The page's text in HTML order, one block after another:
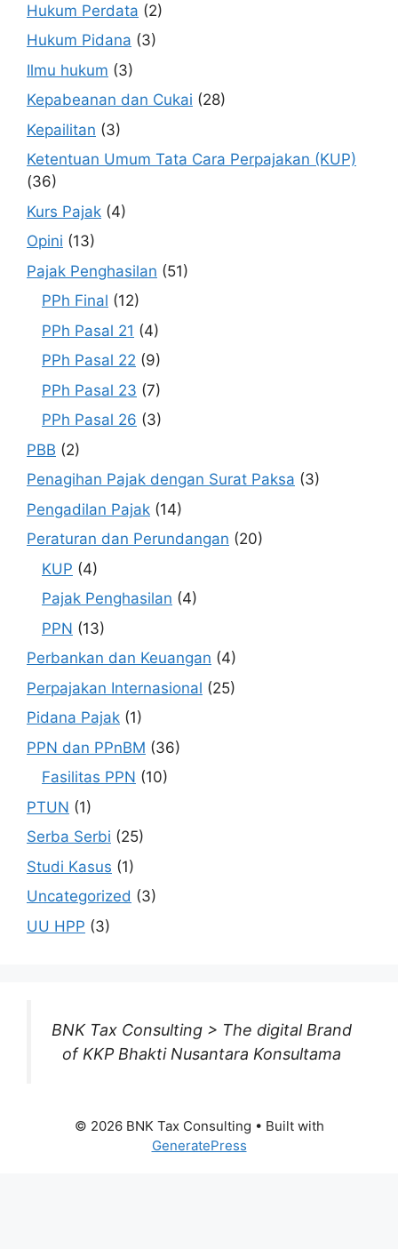
Hukum Perdata (2)
Hukum Pidana (3)
Ilmu hukum (3)
Kepabeanan dan Cukai (28)
Kepailitan (3)
Ketentuan Umum Tata Cara Perpajakan (KUP)
(36)
Kurs Pajak (4)
Opini (13)
Pajak Penghasilan (51)
PPh Final (12)
PPh Pasal 21 (4)
PPh Pasal 22 (9)
PPh Pasal 23 (7)
PPh Pasal 26 (3)
PBB (2)
Penagihan Pajak dengan Surat Paksa (3)
Pengadilan Pajak (14)
Peraturan dan Perundangan (20)
KUP (4)
Pajak Penghasilan (4)
PPN (13)
Perbankan dan Keuangan (4)
Perpajakan Internasional (25)
Pidana Pajak (1)
PPN dan PPnBM (36)
Fasilitas PPN (10)
PTUN (1)
Serba Serbi (25)
Studi Kasus (1)
Uncategorized (3)
UU HPP (3)
BNK Tax Consulting > The digital Brand
of KKP Bhakti Nusantara Konsultama
© 2026 BNK Tax Consulting • Built with
GeneratePress